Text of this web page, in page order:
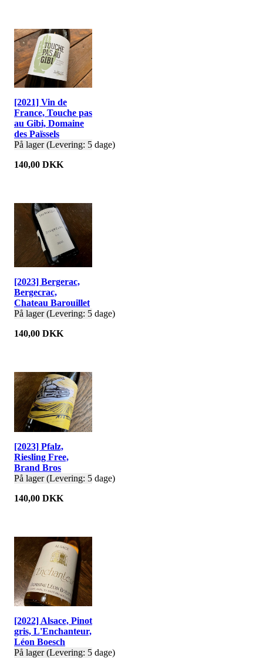
[2021] Vin de
France, Touche pas
au Gibi, Domaine
des Païssels
På lager (Levering: 5 dage)
140,00 DKK
[2023] Bergerac,
Bergecrac,
Chateau Barouillet
På lager (Levering: 5 dage)
140,00 DKK
[2023] Pfalz,
Riesling Free,
Brand Bros
På lager (Levering: 5 dage)
140,00 DKK
[2022] Alsace, Pinot
gris, L'Enchanteur,
Léon Boesch
På lager (Levering: 5 dage)